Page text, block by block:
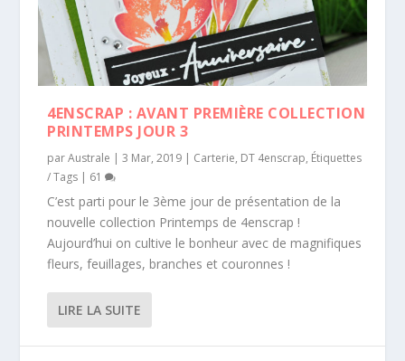
4ENSCRAP : AVANT PREMIÈRE COLLECTION
PRINTEMPS JOUR 3
parAustrale |3 Mar, 2019 | Carterie, DT 4enscrap, Étiquettes
/ Tags | 61
C’est parti pour le 3ème jour de présentation de la
nouvelle collection Printemps de 4enscrap !
Aujourd’hui on cultive le bonheur avec de magnifiques
fleurs, feuillages, branches et couronnes !
LIRE LA SUITE